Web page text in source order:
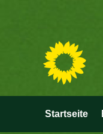
Startseite